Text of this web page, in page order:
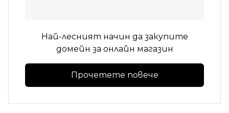
Най-лесният начин да закупите
домейн за онлайн магазин
Прочетете повече